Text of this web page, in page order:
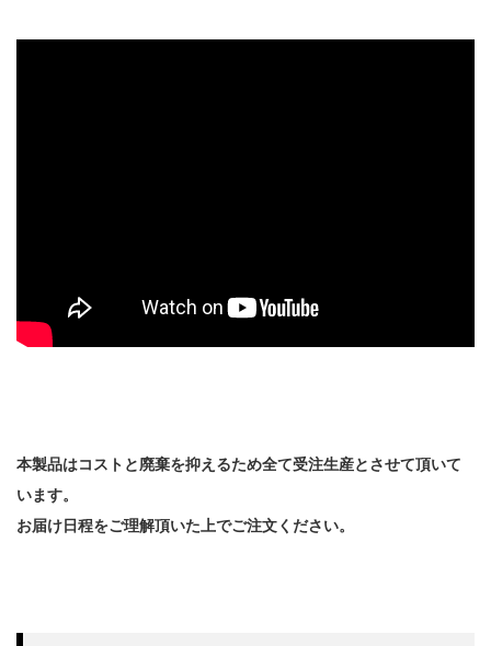
本製品はコストと廃棄を抑えるため全て受注生産とさせて頂いて
います。
お届け日程をご理解頂いた上でご注文ください。